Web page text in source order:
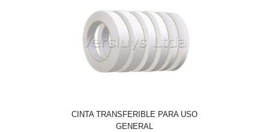
CINTA TRANSFERIBLE PARA USO
GENERAL